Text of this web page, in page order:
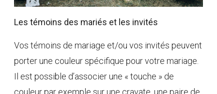
Les témoins des mariés et les invités
Vos témoins de mariage et/ou vos invités peuvent
porter une couleur spécifique pour votre mariage.
Il est possible d’associer une « touche » de
couleur par exemple sur une cravate, une paire de